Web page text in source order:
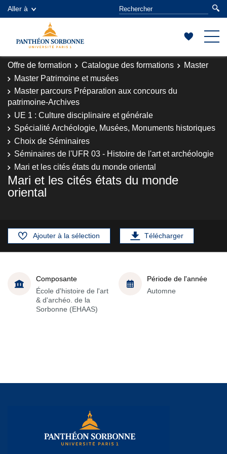
Aller à
Offre de formation Catalogue des formations
Master
Master Patrimoine et musées
Master parcours Préparation aux concours du
patrimoine-Archives
UE 1 : Culture disciplinaire et générale
Spécialité Archéologie, Musées, Monuments historiques
Choix de Séminaires
Séminaires de l'UFR 03 - Histoire de l'art et archéologie
Mari et les cités états du monde oriental
Mari et les cités états du monde
oriental
Ajouter à la sélection Télécharger
Composante
École d'histoire de l'art
& d'archéo. de la
Sorbonne (EHAAS)
Période de l'année
Automne